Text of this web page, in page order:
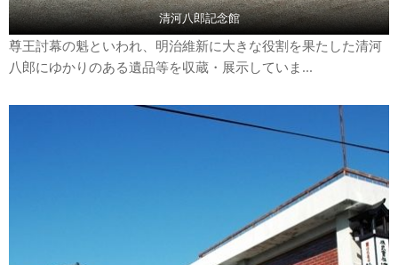
清河八郎記念館
尊王討幕の魁といわれ、明治維新に大きな役割を果たした清河
八郎にゆかりのある遺品等を収蔵・展示していま...